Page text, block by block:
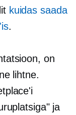
kuidas saada
.
on
lihtne.
ja